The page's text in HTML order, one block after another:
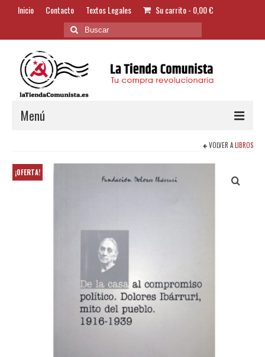
Inicio Contacto Textos Legales Su carrito- 0,00€
Buscar
por:
Menú
Bazar
Ofertas y lotes descuento
VOLVER ALIBROS
¡OFERTA!